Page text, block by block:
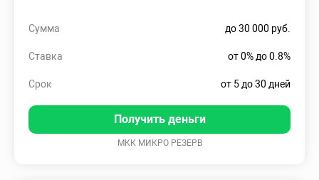
Сумма до 30 000 руб.
Ставка от 0% до 0.8%
Срок от 5 до 30 дней
Получить деньги
МКК МИКРО РЕЗЕРВ